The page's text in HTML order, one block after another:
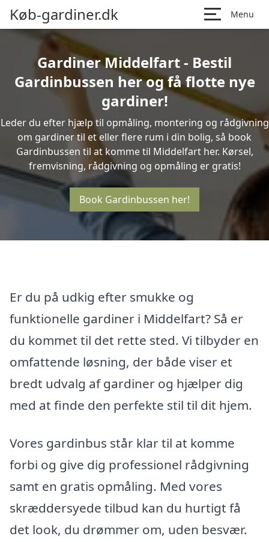
Køb-gardiner.dk Menu
Gardiner Middelfart - Bestil
Gardinbussen her og få flotte nye
gardiner!
Leder du efter hjælp til opmåling, montering og rådgivning
om gardiner til et eller flere rum i din bolig, så book
Gardinbussen til at komme til Middelfart her. Kørsel,
fremvisning, rådgivning og opmåling er gratis!
Book Gardinbussen her!
Er du på udkig efter smukke og
funktionelle gardiner i Middelfart? Så er
du kommet til det rette sted. Vi tilbyder en
omfattende løsning, der både viser et
bredt udvalg af gardiner og hjælper dig
med at finde den perfekte stil til dit hjem.
Vores gardinbus står klar til at komme
forbi og give dig professionel rådgivning
samt en gratis opmåling. Med vores
skræddersyede tilbud kan du hurtigt få
det look, du drømmer om, uden besvær.